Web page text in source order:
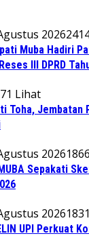
2026
Muba Hadiri
III DPRD
Lihat
Toha, Jembatan
2026
Sepakati
2026
UPI Perkuat